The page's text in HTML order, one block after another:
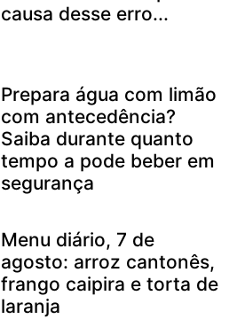
causa desse erro...
Prepara água com limão
com antecedência?
Saiba durante quanto
tempo a pode beber em
segurança
Menu diário, 7 de
agosto: arroz cantonês,
frango caipira e torta de
laranja